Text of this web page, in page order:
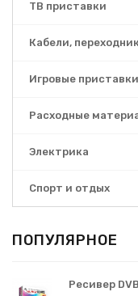
ТВ приставки
Кабели,
Игровые приставки
Расходные
Электрика
Спорт и отдых
ПОПУЛЯРНОЕ
Ресивер